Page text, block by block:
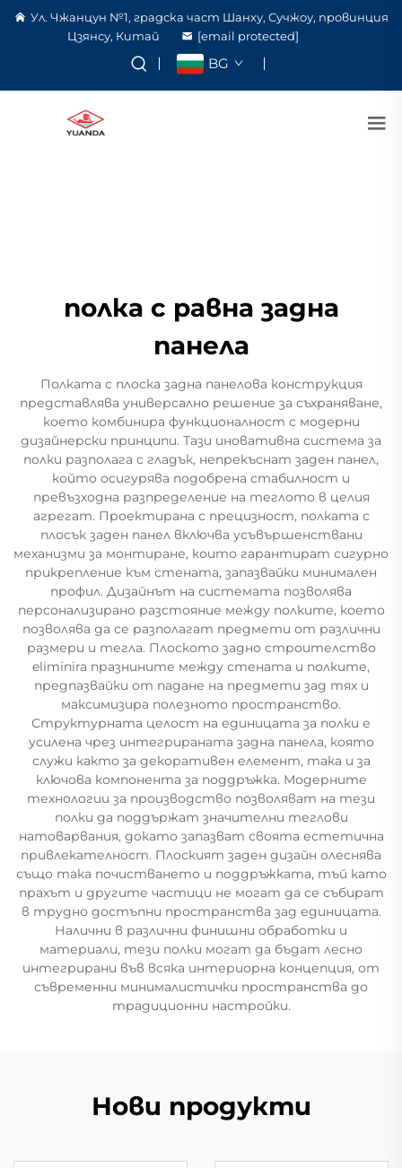
Ул. Чжанцун №1, градска част Шанху, Сучжоу, провинция
Цзянсу, Китай
[email protected]
BG
полка с равна задна
панела
Полката с плоска задна панелова конструкция
представлява универсално решение за съхраняване,
което комбинира функционалност с модерни
дизайнерски принципи. Тази иновативна система за
полки разполага с гладък, непрекъснат заден панел,
който осигурява подобрена стабилност и
превъзходна разпределение на теглото в целия
агрегат. Проектирана с прецизност, полката с
плосък заден панел включва усъвършенствани
механизми за монтиране, които гарантират сигурно
прикрепление към стената, запазвайки минимален
профил. Дизайнът на системата позволява
персонализирано разстояние между полките, което
позволява да се разполагат предмети от различни
размери и тегла. Плоското задно строителство
eliminira празнините между стената и полките,
предпазвайки от падане на предмети зад тях и
максимизира полезното пространство.
Структурната целост на единицата за полки е
усилена чрез интегрираната задна панела, която
служи както за декоративен елемент, така и за
ключова компонента за поддръжка. Модерните
технологии за производство позволяват на тези
полки да поддържат значителни теглови
натоварвания, докато запазват своята естетична
привлекателност. Плоският заден дизайн олеснява
също така почистването и поддръжката, тъй като
прахът и другите частици не могат да се събират
в трудно достъпни пространства зад единицата.
Налични в различни финишни обработки и
материали, тези полки могат да бъдат лесно
интегрирани във всяка интериорна концепция, от
съвременни минималистички пространства до
традиционни настройки.
Нови продукти